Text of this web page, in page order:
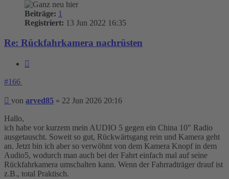
Beiträge: 1
Registriert: 13 Jun 2022 16:35
Re: Rückfahrkamera nachrüsten
#166
Beitrag
von arved85 » 22 Jun 2026 20:16
Hallo,
ich habe vor kurzem mein AUDIO 5 gegen ein China 10" Radio
ausgetauscht. Soweit so gut, Rückwärtsgang rein und Kamera geht
an. Jetzt bin ich aber so verwöhnt von dem Kamera Knopf in dem
Audio5, wodurch man auch bei der Fahrt einfach mal auf seine
Rückfahrkamera umschalten kann. Wenn der Fahrradträger drauf ist
z.B., total Praktisch.